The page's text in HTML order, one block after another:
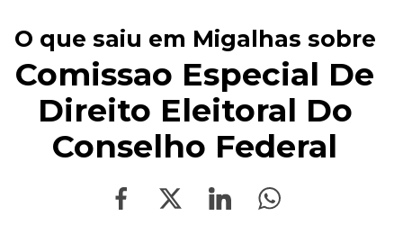
O que saiu em Migalhas sobre
Comissao Especial De
Direito Eleitoral Do
Conselho Federal